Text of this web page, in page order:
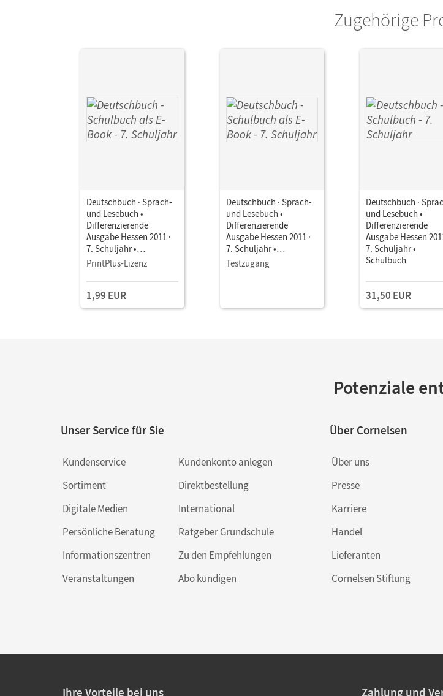
Zugehörige
Deutschbuch · Sprach-
und Lesebuch •
Differenzierende
Ausgabe Hessen 2011 ·
7. Schuljahr •
Schulbuch als E-Book
PrintPlus-Lizenz
1,99 EUR
Deutschbuch · Sprach-
und Lesebuch •
Differenzierende
Ausgabe Hessen 2011 ·
7. Schuljahr •
Schulbuch als E-Book
Testzugang
Deutschbuch ·
und Lesebuch •
Differenzierende
Ausgabe Hessen
7. Schuljahr •
Schulbuch
31,50 EUR
Potenziale
Unser Service für Sie
Kundenservice
Sortiment
Digitale Medien
Persönliche Beratung
Informationszentren
Veranstaltungen
Kundenkonto anlegen
Direktbestellung
International
Ratgeber Grundschule
Zu den Empfehlungen
Abo kündigen
Über Cornelsen
Über uns
Presse
Karriere
Handel
Lieferanten
Cornelsen Stiftung
Ihre Vorteile bei uns Zahlung und